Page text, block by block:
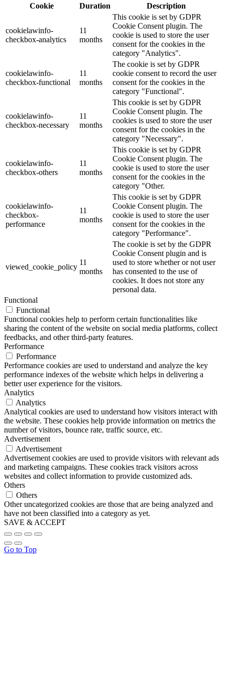
Cookie
Duration Description
cookielawinfo-
checkbox-analytics
11
months
This cookie is set by GDPR
Cookie Consent plugin. The
cookie is used to store the user
consent for the cookies in the
category "Analytics".
cookielawinfo-
checkbox-functional
11
months
The cookie is set by GDPR
cookie consent to record the user
consent for the cookies in the
category "Functional".
cookielawinfo-
checkbox-necessary
11
months
This cookie is set by GDPR
Cookie Consent plugin. The
cookies is used to store the user
consent for the cookies in the
category "Necessary".
cookielawinfo-
checkbox-others
11
months
This cookie is set by GDPR
Cookie Consent plugin. The
cookie is used to store the user
consent for the cookies in the
category "Other.
cookielawinfo-
checkbox-
performance
11
months
This cookie is set by GDPR
Cookie Consent plugin. The
cookie is used to store the user
consent for the cookies in the
category "Performance".
viewed_cookie_policy
11
months
The cookie is set by the GDPR
Cookie Consent plugin and is
used to store whether or not user
has consented to the use of
cookies. It does not store any
personal data.
Functional
Functional
Functional cookies help to perform certain functionalities like
sharing the content of the website on social media platforms, collect
feedbacks, and other third-party features.
Performance
Performance
Performance cookies are used to understand and analyze the key
performance indexes of the website which helps in delivering a
better user experience for the visitors.
Analytics
Analytics
Analytical cookies are used to understand how visitors interact with
the website. These cookies help provide information on metrics the
number of visitors, bounce rate, traffic source, etc.
Advertisement
Advertisement
Advertisement cookies are used to provide visitors with relevant ads
and marketing campaigns. These cookies track visitors across
websites and collect information to provide customized ads.
Others
Others
Other uncategorized cookies are those that are being analyzed and
have not been classified into a category as yet.
SAVE & ACCEPT
Go to Top